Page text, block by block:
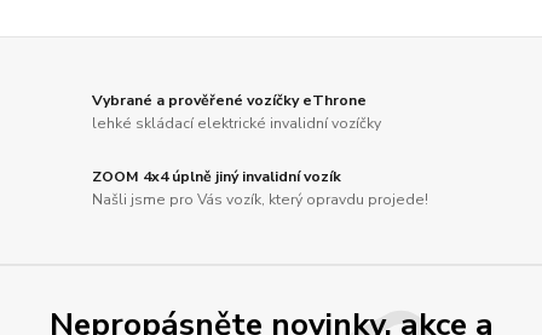
Vybrané a prověřené vozíčky eThrone
lehké skládací elektrické invalidní vozíčky
ZOOM 4x4 úplně jiný invalidní vozík
Našli jsme pro Vás vozík, který opravdu projede!
Nepropásněte novinky, akce a